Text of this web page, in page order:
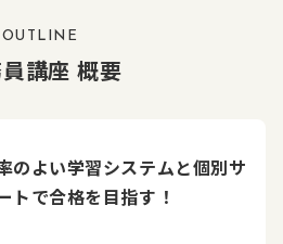
OUTLINE
講座 概要
のよい学習システムと個別サ
トで合格を目指す！